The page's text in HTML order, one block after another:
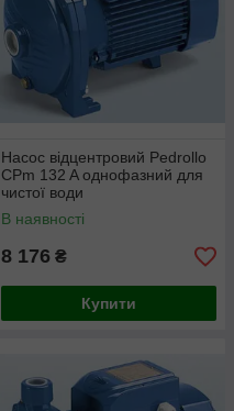
Насос відцентровий Pedrollo
CPm 132 A однофазний для
чистої води
В наявності
8 176 ₴
Купити